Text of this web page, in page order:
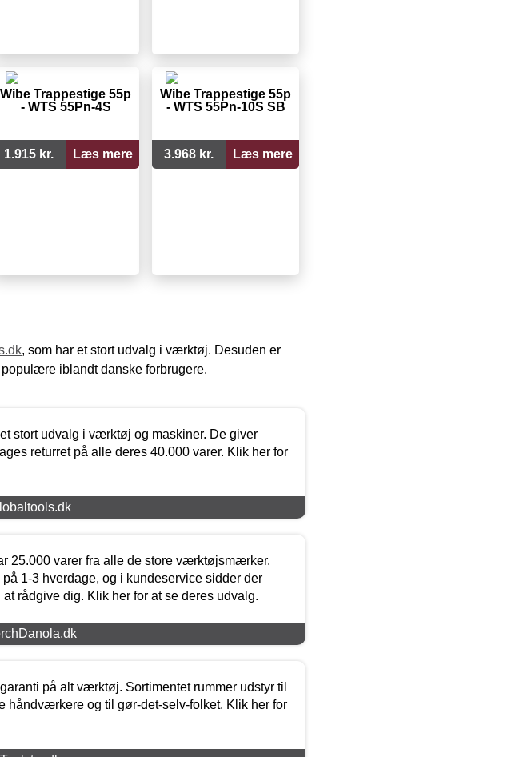
Wibe Trappestige 55p
- WTS 55Pn-4S
1.915 kr. Læs mere
Wibe Trappestige 55p
- WTS 55Pn-10S SB
3.968 kr. Læs mere
, som har et stort udvalg i værktøj. Desuden er
iblandt danske forbrugere.
stort udvalg i værktøj og maskiner. De giver
returret på alle deres 40.000 varer. Klik her for
25.000 varer fra alle de store værktøjsmærker.
på 1-3 hverdage, og i kundeservice sidder der
rådgive dig. Klik her for at se deres udvalg.
på alt værktøj. Sortimentet rummer udstyr til
håndværkere og til gør-det-selv-folket. Klik her for